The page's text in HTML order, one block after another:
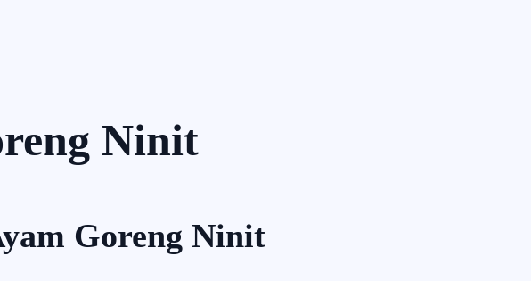
Ninit
Goreng Ninit